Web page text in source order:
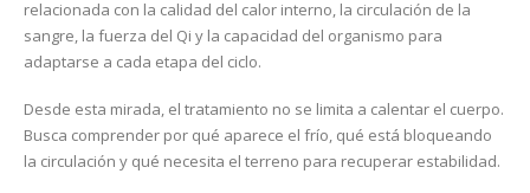
relacionada con la calidad del calor interno, la circulación de la
sangre, la fuerza del Qi y la capacidad del organismo para
adaptarse a cada etapa del ciclo.
Desde esta mirada, el tratamiento no se limita a calentar el cuerpo.
Busca comprender por qué aparece el frío, qué está bloqueando
la circulación y qué necesita el terreno para recuperar estabilidad.